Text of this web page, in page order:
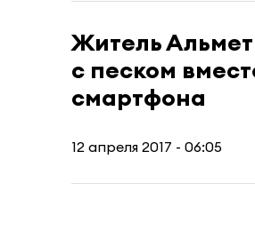
Житель
с песком
смартфона
12 апреля 2017 - 06:05